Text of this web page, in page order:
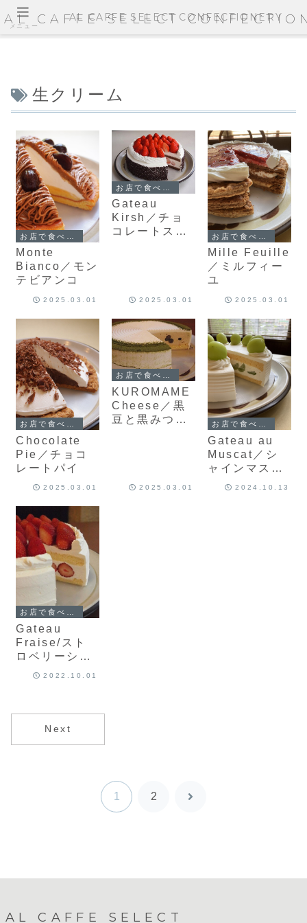
AL CAFFE SELECT
生クリーム
Monte
Bianco／モン
テビアンコ
2025.03.01
Gateau
Kirsh／チョ
コレートスト
2025.03.01
Mille Feuille
／ミルフィー
ユ
2025.03.01
Chocolate
Pie／チョコ
レートパイ
2025.03.01
KUROMAME
Cheese／黒
豆と黒みつの
2025.03.01
Gateau au
Muscat／シ
ャインマスカ
ットのショー
2024.10.13
Gateau
Fraise/スト
ロベリーショ
ートケーキ
2022.10.01
Next
1 2
次
AL CAFFE SELECT
メニュー
AL CAFFE SELECT CONFECTIONERY